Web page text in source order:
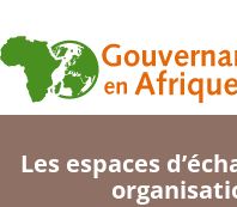
Les espaces